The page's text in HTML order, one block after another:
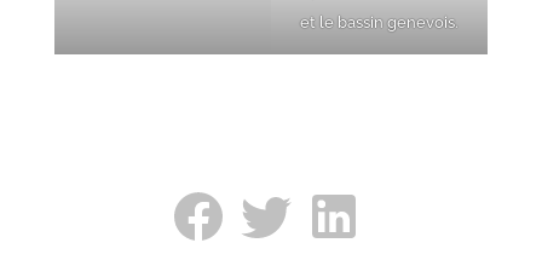
et le bassin genevois.